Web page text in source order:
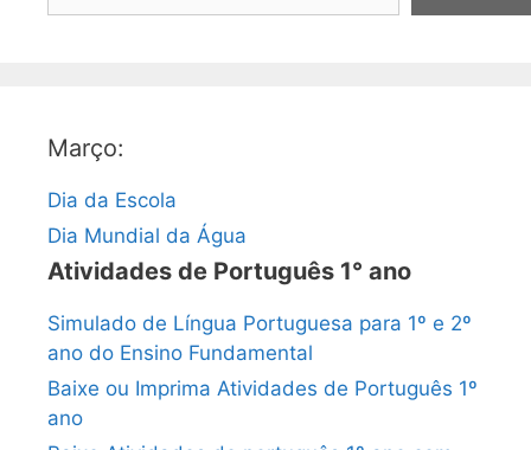
Março:
Dia da Escola
Dia Mundial da Água
Atividades de Português 1° ano
Simulado de Língua Portuguesa para 1º e 2º
ano do Ensino Fundamental
Baixe ou Imprima Atividades de Português 1º
ano